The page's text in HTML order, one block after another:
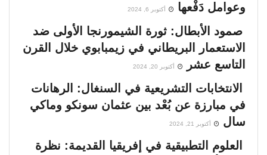
وعوامل دَفْعها
أكتوبر 6, 2024
صمود الأبطال: ثورة الشيمورنجا الأولى ضد
الاستعمار البريطاني في زيمبابوي خلال القرن
التاسع عشر
أكتوبر 20, 2024
الانتخابات التشريعية في السنغال: الرهانات
في مبارزة عن بُعْد بين عثمان سونكو وماكي
سال
أكتوبر 21, 2024
العلوم التطبيقية في إفريقيا القديمة: نظرة